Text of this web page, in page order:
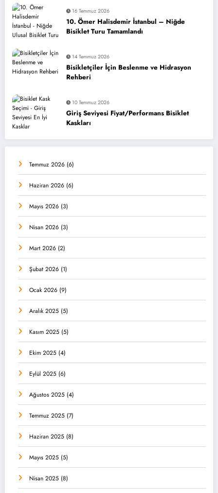
16 Temmuz 2026
10. Ömer Halisdemir İstanbul – Niğde
Bisiklet Turu Tamamlandı
14 Temmuz 2026
Bisikletçiler İçin Beslenme ve Hidrasyon
Rehberi
10 Temmuz 2026
Giriş Seviyesi Fiyat/Performans Bisiklet
Kaskları
Temmuz 2026 (6)
Haziran 2026 (6)
Mayıs 2026 (3)
Nisan 2026 (3)
Mart 2026 (2)
Şubat 2026 (1)
Ocak 2026 (9)
Aralık 2025 (5)
Kasım 2025 (5)
Ekim 2025 (4)
Eylül 2025 (6)
Ağustos 2025 (4)
Temmuz 2025 (7)
Haziran 2025 (8)
Mayıs 2025 (5)
Nisan 2025 (8)